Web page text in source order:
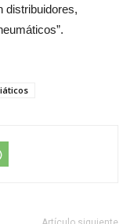
distribuidores,